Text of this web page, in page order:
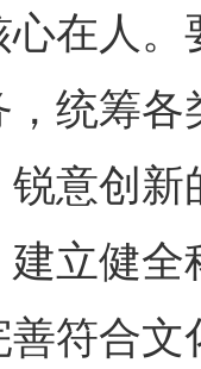
人。
统筹
意创
建立健
符合